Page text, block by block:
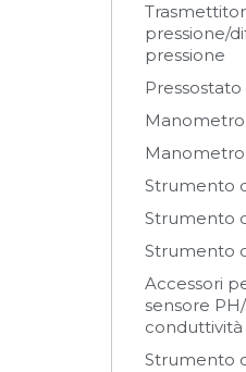
pressione/
pressione
Pressostato
Manometro
Strumento
Strumento
Strumento
Accessori
sensore
conduttività
Strumento